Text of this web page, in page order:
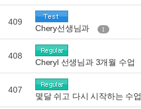
409
Chery선생님과 1
408
Cheryl 선생님과 3개월 수업
407
몇달 쉬고 다시 시작하는 수업